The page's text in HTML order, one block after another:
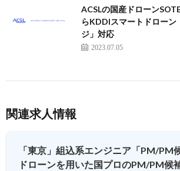
ACSLの国産ドローン
らKDDIスマートドローン
ジ」対応
2023.07.05
関連求人情報
「東京」組込系エンジニア「PM/PM
ドローンを用いた国プロのPM/PM候